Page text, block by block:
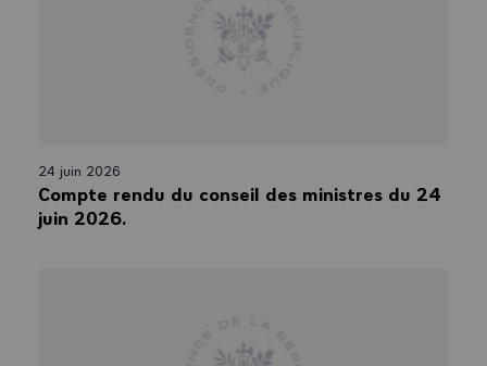
24 juin 2026
Compte rendu du conseil des ministres du 24
juin 2026.